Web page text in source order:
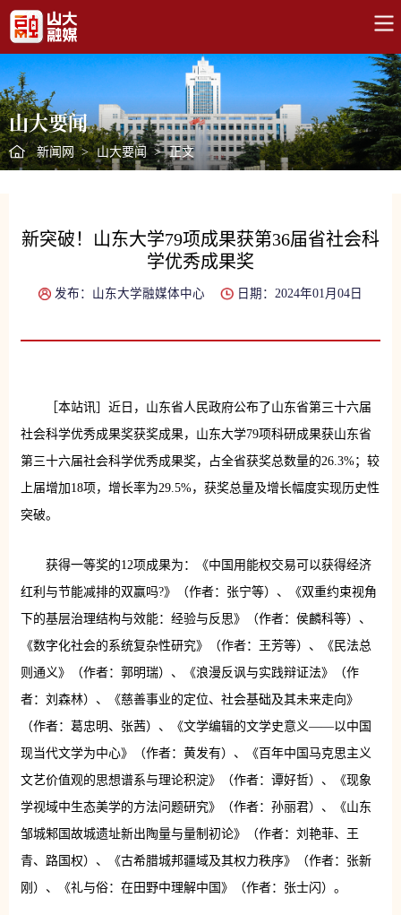
山大要闻
新闻网 > 山大要闻 > 正文
新突破！山东大学79项成果获第36届省社会科
学优秀成果奖
发布：山东大学融媒体中心 日期：2024年01月04日
［本站讯］近日，山东省人民政府公布了山东省第三十六届
社会科学优秀成果奖获奖成果，山东大学79项科研成果获山东省
第三十六届社会科学优秀成果奖，占全省获奖总数量的26.3%；较
上届增加18项，增长率为29.5%，获奖总量及增长幅度实现历史性
突破。
获得一等奖的12项成果为：《中国用能权交易可以获得经济
红利与节能减排的双赢吗?》（作者：张宁等）、《双重约束视角
下的基层治理结构与效能：经验与反思》（作者：侯麟科等）、
《数字化社会的系统复杂性研究》（作者：王芳等）、《民法总
则通义》（作者：郭明瑞）、《浪漫反讽与实践辩证法》（作
者：刘森林）、《慈善事业的定位、社会基础及其未来走向》
（作者：葛忠明、张茜）、《文学编辑的文学史意义——以中国
现当代文学为中心》（作者：黄发有）、《百年中国马克思主义
文艺价值观的思想谱系与理论积淀》（作者：谭好哲）、《现象
学视域中生态美学的方法问题研究》（作者：孙丽君）、《山东
邹城邾国故城遗址新出陶量与量制初论》（作者：刘艳菲、王
青、路国权）、《古希腊城邦疆域及其权力秩序》（作者：张新
刚）、《礼与俗：在田野中理解中国》（作者：张士闪）。